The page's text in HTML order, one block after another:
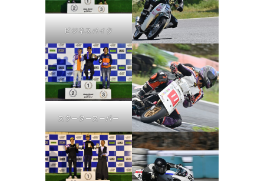
ビジネスバイク
スクータースーパー